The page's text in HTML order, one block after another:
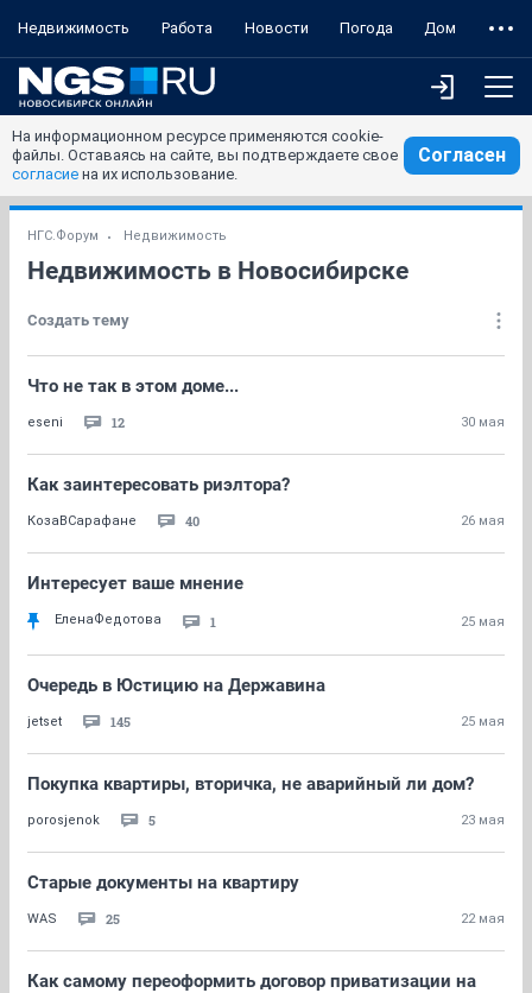
Недвижимость Работа Новости Погода Дом
На информационном ресурсе применяются cookie-
файлы. Оставаясь на сайте, вы подтверждаете свое
согласие на их использование.
Согласен
НГС.Форум Недвижимость
Недвижимость в Новосибирске
Создать тему
Что не так в этом доме...
eseni 12 30 мая
Как заинтересовать риэлтора?
КозаВСарафане 40 26 мая
Интересует ваше мнение
ЕленаФедотова 1 25 мая
Очередь в Юстицию на Державина
jetset 145 25 мая
Покупка квартиры, вторичка, не аварийный ли дом?
porosjenok 5 23 мая
Старые документы на квартиру
WAS 25 22 мая
Как самому переоформить договор приватизации на